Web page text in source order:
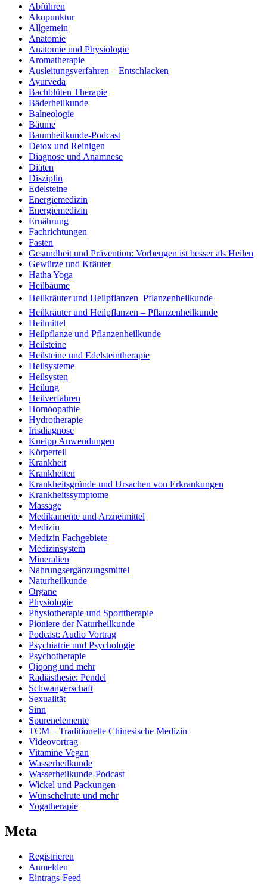
Abführen
Akupunktur
Allgemein
Anatomie
Anatomie und Physiologie
Aromatherapie
Ausleitungsverfahren – Entschlacken
Ayurveda
Bachblüten Therapie
Bäderheilkunde
Balneologie
Bäume
Baumheilkunde-Podcast
Detox und Reinigen
Diagnose und Anamnese
Diäten
Disziplin
Edelsteine
Energiemedizin
Energiemedizin
Ernährung
Fachrichtungen
Fasten
Gesundheit und Prävention: Vorbeugen ist besser als Heilen
Gewürze und Kräuter
Hatha Yoga
Heilbäume
Heilkräuter und Heilpflanzen  Pflanzenheilkunde
Heilkräuter und Heilpflanzen – Pflanzenheilkunde
Heilmittel
Heilpflanze und Pflanzenheilkunde
Heilsteine
Heilsteine und Edelsteintherapie
Heilsysteme
Heilsysten
Heilung
Heilverfahren
Homöopathie
Hydrotherapie
Irisdiagnose
Kneipp Anwendungen
Körperteil
Krankheit
Krankheiten
Krankheitsgründe und Ursachen von Erkrankungen
Krankheitssymptome
Massage
Medikamente und Arzneimittel
Medizin
Medizin Fachgebiete
Medizinsystem
Mineralien
Nahrungsergänzungsmittel
Naturheilkunde
Organe
Physiologie
Physiotherapie und Sporttherapie
Pioniere der Naturheilkunde
Podcast: Audio Vortrag
Psychiatrie und Psychologie
Psychotherapie
Qiqong und mehr
Radiästhesie: Pendel
Schwangerschaft
Sexualität
Sinn
Spurenelemente
TCM – Traditionelle Chinesische Medizin
Videovortrag
Vitamine Vegan
Wasserheilkunde
Wasserheilkunde-Podcast
Wickel und Packungen
Wünschelrute und mehr
Yogatherapie
Meta
Registrieren
Anmelden
Eintrags-Feed